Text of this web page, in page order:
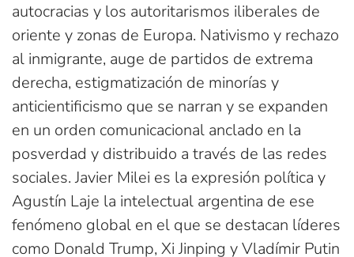
autocracias y los autoritarismos iliberales de
oriente y zonas de Europa. Nativismo y rechazo
al inmigrante, auge de partidos de extrema
derecha, estigmatización de minorías y
anticientificismo que se narran y se expanden
en un orden comunicacional anclado en la
posverdad y distribuido a través de las redes
sociales. Javier Milei es la expresión política y
Agustín Laje la intelectual argentina de ese
fenómeno global en el que se destacan líderes
como Donald Trump, Xi Jinping y Vladímir Putin